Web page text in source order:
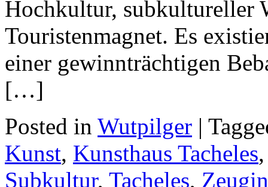
Hochkultur, subkultureller
Touristenmagnet. Es
einer gewinnträchtigen
[…]
Posted in Wutpilger |
Kunst, Kunsthaus Tacheles
Subkultur, Tacheles,